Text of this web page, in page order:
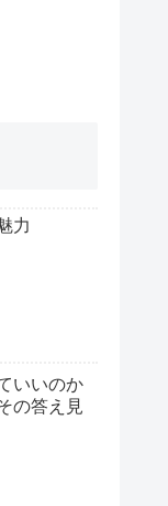
力
いいのか
の答え見